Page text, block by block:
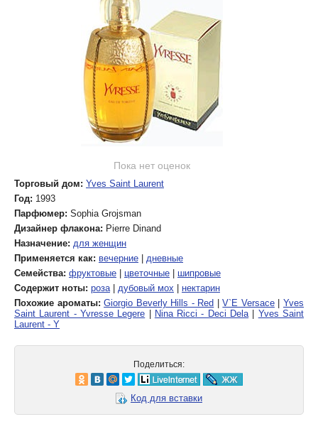
Пока нет оценок
Торговый дом: Yves Saint Laurent
Год: 1993
Парфюмер: Sophia Grojsman
Дизайнер флакона: Pierre Dinand
Назначение: для женщин
Применяется как: вечерние
дневные
Семейства: фруктовые цветочные
шипровые
Содержит ноты: роза| дубовый мох
нектарин
Похожие ароматы: Giorgio Beverly Hills - Red |V`E Versace|Yves
Saint Laurent - Yvresse Legere
Nina Ricci - Deci Dela| Yves Saint
Laurent - Y
Поделиться:
Код для вставки